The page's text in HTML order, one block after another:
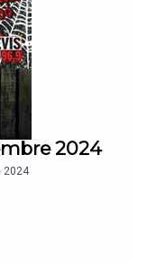
2024
2024